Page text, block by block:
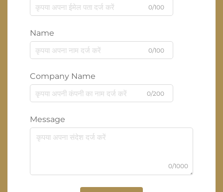
0/100
Name
0/100
Company Name
0/200
Message
0/1000